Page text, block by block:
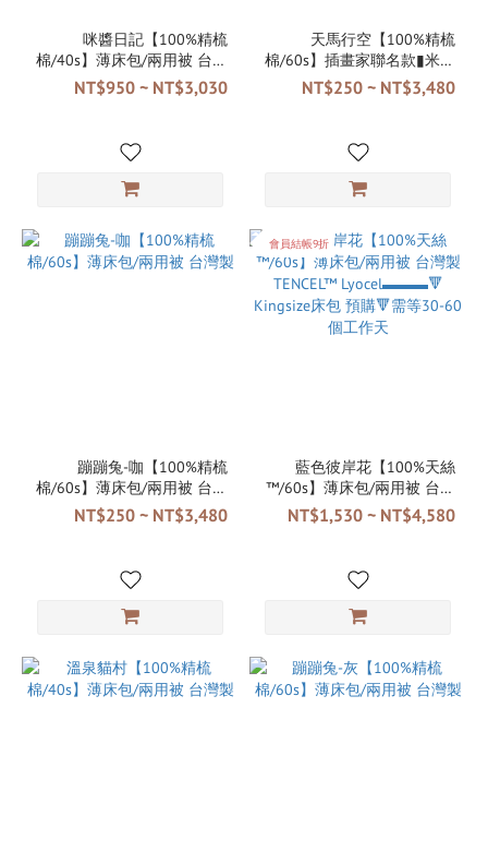
咪醬日記【100%精梳
棉/40s】薄床包/兩用被 台灣
製
NT$950 ~ NT$3,030
天馬行空【100%精梳
棉/60s】插畫家聯名款▮米工
Better mii▮薄床包/兩用被 台
灣製
NT$250 ~ NT$3,480
蹦蹦兔-咖【100%精梳
棉/60s】薄床包/兩用被 台灣
製
NT$250 ~ NT$3,480
會員結帳9折
藍色彼岸花【100%天絲
™/60s】薄床包/兩用被 台灣
製 TENCEL™ Lyocel▬▬▬🔻
Kingsize床包 預購🔻需等30-
NT$1,530 ~ NT$4,580